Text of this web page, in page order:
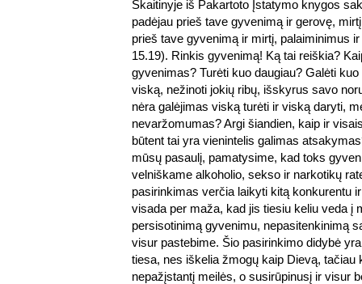
Skaitinyje iš Pakartoto Įstatymo knygos
padėjau prieš tave gyvenimą ir gerovę,
prieš tave gyvenimą ir mirtį, palaiminimus
15.19). Rinkis gyvenimą! Ką tai reiškia?
gyvenimas? Turėti kuo daugiau? Galėti
viską, nežinoti jokių ribų, išskyrus savo
nėra galėjimas viską turėti ir viską daryti,
nevaržomumas? Argi šiandien, kaip ir
būtent tai yra vienintelis galimas
mūsų pasaulį, pamatysime, kad toks
velniškame alkoholio, sekso ir narkotikų
pasirinkimas verčia laikyti kitą konkurentu
visada per maža, kad jis tiesiu keliu veda į
persisotinimą gyvenimu, nepasitenkinimą
visur pastebime. Šio pasirinkimo didybė
tiesa, nes iškelia žmogų kaip Dievą, tačiau
nepažįstantį meilės, o susirūpinusį ir visur